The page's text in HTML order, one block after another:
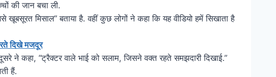
की जान बचा ली.
मिसाल” बताया है. वहीं कुछ लोगों ने कहा कि यह वीडियो हमें सिखाता है
दिखे मजदूर
ने कहा, “ट्रैक्टर वाले भाई को सलाम, जिसने वक्त रहते समझदारी दिखाई.”
हैं.